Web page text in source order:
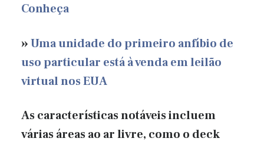
Conheça
»Uma unidade do primeiro anfíbio de
uso particular está à venda em leilão
virtual nos EUA
As características notáveis ​​incluem
várias áreas ao ar livre, como o deck